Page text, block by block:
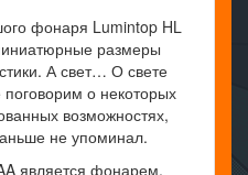
фонаря Lumintop HL
размеры
А свет… О свете
о некоторых
возможностях,
не упоминал.
является фонарем,